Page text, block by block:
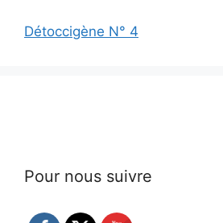
Détoccigène N° 4
Pour nous suivre